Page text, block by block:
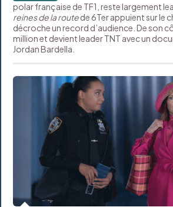
polar française de TF1, reste largement
reines de la routede 6Ter appuient sur le
décroche un record d’audience. De son
million et devient leader TNT avec un
Jordan Bardella.